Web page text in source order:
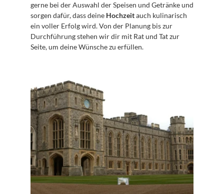
gerne bei der Auswahl der Speisen und Getränke und
sorgen dafür, dass deine Hochzeit auch kulinarisch
ein voller Erfolg wird. Von der Planung bis zur
Durchführung stehen wir dir mit Rat und Tat zur
Seite, um deine Wünsche zu erfüllen.